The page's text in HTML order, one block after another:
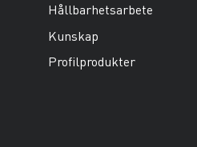
Hållbarhetsarbete
Kunskap
Profilprodukter